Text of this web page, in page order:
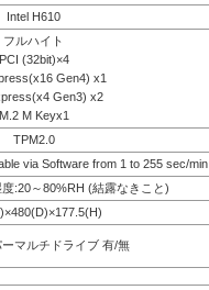
Intel H610
フルハイト
PCI (32bit)×4
Gen4) x1
Gen3) x2
M.2 M Keyx1
TPM2.0
via Software from 1 to 255 sec/min
:20～80%RH (結露なきこと)
ーマルチドライブ 有/無